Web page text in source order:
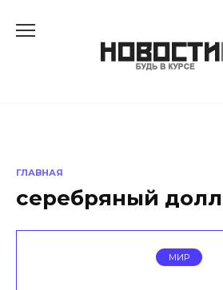
ГЛАВНАЯ
серебряный
МИР